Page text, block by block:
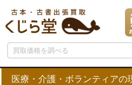
医療・介護・ボランティアの